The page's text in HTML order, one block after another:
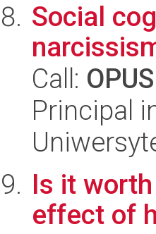
Social
Call:
Principal
Is it
effect of